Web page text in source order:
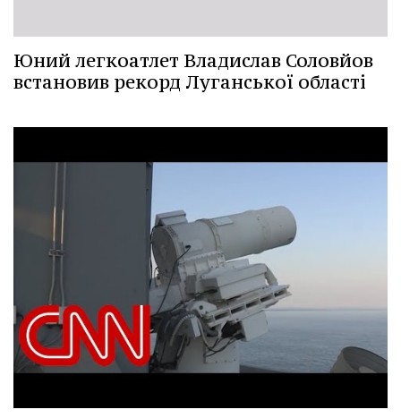
Юний легкоатлет Владислав Соловйов
встановив рекорд Луганської області